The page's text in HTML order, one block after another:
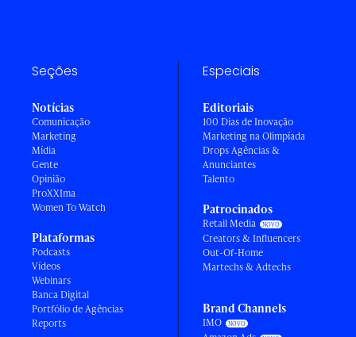
Seções
Notícias
Comunicação
Marketing
Mídia
Gente
Opinião
ProXXIma
Women To Watch
Plataformas
Podcasts
Vídeos
Webinars
Banca Digital
Portfólio de Agências
Reports
Especiais
Editoriais
100 Dias de Inovação
Marketing na Olimpíada
Drops Agências &
Anunciantes
Talento
Patrocinados
Retail Media
Creators & Influencers
Out-Of-Home
Martechs & Adtechs
Brand Channels
IMO